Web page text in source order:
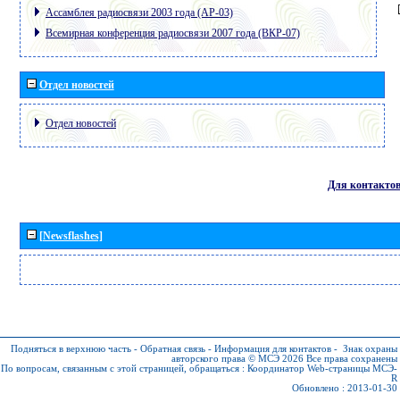
Ассамблея радиосвязи 2003 года (АР-03)
Всемирная конференция радиосвязи 2007 года (ВКР-07)
Отдел новостей
Отдел новостей
Для контактов
[Newsflashes]
Подняться в верхнюю часть - Обратная связь - Информация для контактов - Знак охраны
авторского права © МСЭ 2026 Все права сохранены
По вопросам, связанным с этой страницей, обращаться : Координатор Web-страницы МСЭ-
R
Обновлено : 2013-01-30